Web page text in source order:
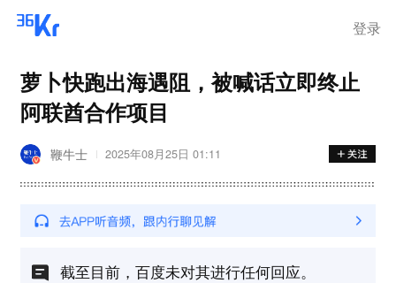
登录
萝卜快跑出海遇阻，被喊话立即终止
阿联酋合作项目
鞭牛士 2025年08月25日 01:11
截至目前，百度未对其进行任何回应。